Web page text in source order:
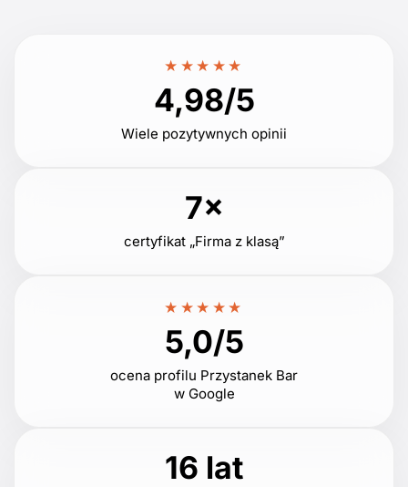
★★★★★
4,98/5
Wiele pozytywnych opinii
7×
certyfikat „Firma z klasą”
★★★★★
5,0/5
ocena profilu Przystanek Bar
w Google
16 lat